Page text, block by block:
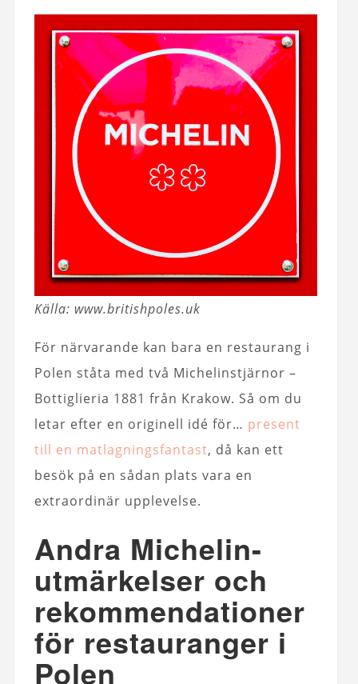
Källa: www.britishpoles.uk
För närvarande kan bara en restaurang i
Polen ståta med två Michelinstjärnor –
Bottiglieria 1881 från Krakow. Så om du
letar efter en originell idé för… present
till en matlagningsfantast, då kan ett
besök på en sådan plats vara en
extraordinär upplevelse.
Andra Michelin-
utmärkelser och
rekommendationer
för restauranger i
Polen